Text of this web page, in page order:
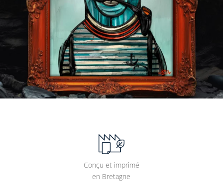
Conçu et imprimé
en Bretagne